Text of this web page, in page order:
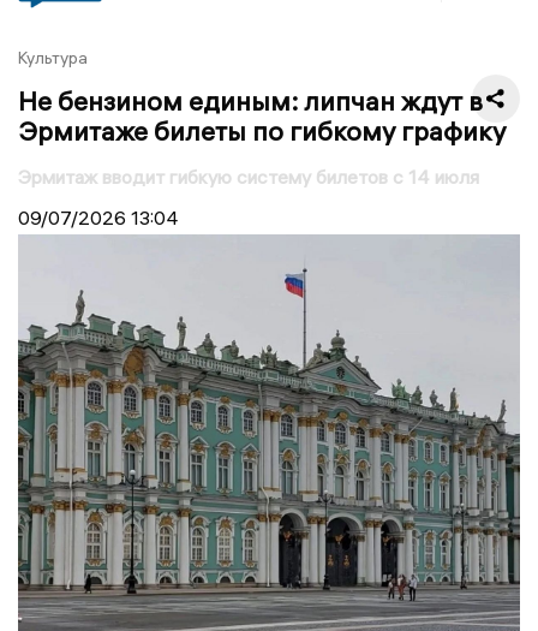
Культура
Не бензином единым: липчан ждут в
Эрмитаже билеты по гибкому графику
Эрмитаж вводит гибкую систему билетов с 14 июля
09/07/2026 13:04